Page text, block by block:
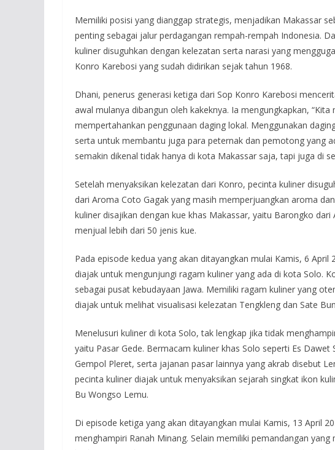
Memiliki posisi yang dianggap strategis, menjadikan Makassar
penting sebagai jalur perdagangan rempah-rempah Indonesia.
kuliner disuguhkan dengan kelezatan serta narasi yang
Konro Karebosi yang sudah didirikan sejak tahun 1968.
Dhani, penerus generasi ketiga dari Sop Konro Karebosi
awal mulanya dibangun oleh kakeknya. Ia mengungkapkan,
mempertahankan penggunaan daging lokal. Menggunakan
serta untuk membantu juga para peternak dan pemotong yang
semakin dikenal tidak hanya di kota Makassar saja, tapi juga di
Setelah menyaksikan kelezatan dari Konro, pecinta kuliner
dari Aroma Coto Gagak yang masih memperjuangkan aroma
kuliner disajikan dengan kue khas Makassar, yaitu Barongko
menjual lebih dari 50 jenis kue.
Pada episode kedua yang akan ditayangkan mulai Kamis, 6
diajak untuk mengunjungi ragam kuliner yang ada di kota Solo.
sebagai pusat kebudayaan Jawa. Memiliki ragam kuliner yang
diajak untuk melihat visualisasi kelezatan Tengkleng dan Sate
Menelusuri kuliner di kota Solo, tak lengkap jika tidak
yaitu Pasar Gede. Bermacam kuliner khas Solo seperti Es Dawet
Gempol Pleret, serta jajanan pasar lainnya yang akrab disebut
pecinta kuliner diajak untuk menyaksikan sejarah singkat ikon
Bu Wongso Lemu.
Di episode ketiga yang akan ditayangkan mulai Kamis, 13 April
menghampiri Ranah Minang. Selain memiliki pemandangan